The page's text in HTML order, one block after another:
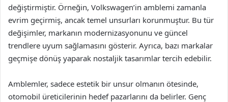
değiştirmiştir. Örneğin, Volkswagen’in amblemi zamanla
evrim geçirmiş, ancak temel unsurları korunmuştur. Bu tür
değişimler, markanın modernizasyonunu ve güncel
trendlere uyum sağlamasını gösterir. Ayrıca, bazı markalar
geçmişe dönüş yaparak nostaljik tasarımlar tercih edebilir.
Amblemler, sadece estetik bir unsur olmanın ötesinde,
otomobil üreticilerinin hedef pazarlarını da belirler. Genç